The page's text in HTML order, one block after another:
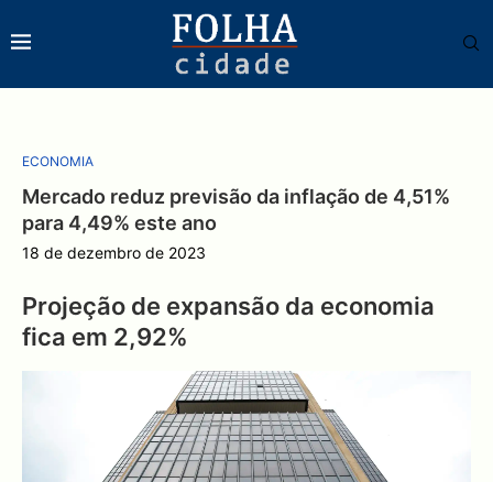
ECONOMIA
Mercado reduz previsão da inflação de 4,51%
para 4,49% este ano
18 de dezembro de 2023
Projeção de expansão da economia
fica em 2,92%